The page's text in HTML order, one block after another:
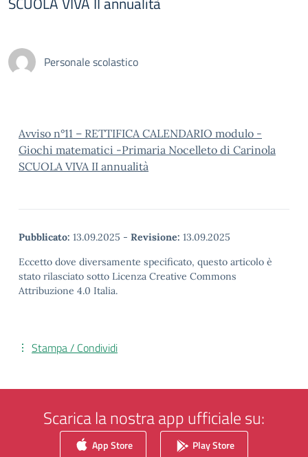
Personale scolastico
Avviso n°11 – RETTIFICA CALENDARIO modulo -
Giochi matematici -Primaria Nocelleto di Carinola
SCUOLA VIVA II annualità
Pubblicato: 13.09.2025 - Revisione: 13.09.2025
Eccetto dove diversamente specificato, questo articolo è
stato rilasciato sotto Licenza Creative Commons
Attribuzione 4.0 Italia.
Stampa / Condividi
Scarica la nostra app ufficiale su:
App Store Play Store